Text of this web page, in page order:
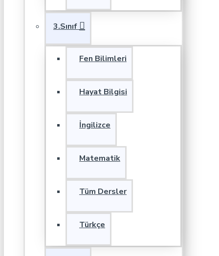
3.Sınıf
Fen Bilimleri
Hayat Bilgisi
İngilizce
Matematik
Tüm Dersler
Türkçe